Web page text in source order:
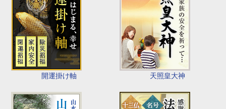
開運掛け軸 天照皇大神